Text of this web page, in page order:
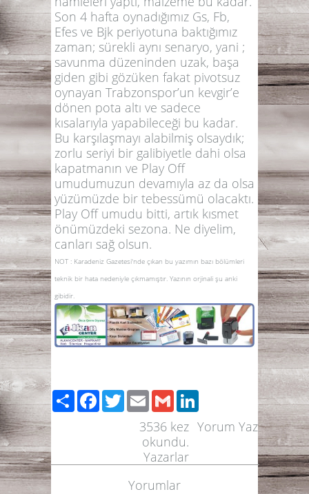
Son 4 hafta oynadığımız Gs, Fb,
Efes ve Bjk periyotuna baktığımız
zaman; sürekli aynı senaryo, yani ;
savunma düzeninden uzak, başa
giden gibi gözüken fakat pivotsuz
oynayan Trabzonspor’un kevgir’e
dönen pota altı ve sadece
kısalarıyla yapabileceği bu kadar.
Bu karşılaşmayı alabilmiş olsaydık;
zorlu seriyi bir galibiyetle dahi olsa
kapatmanın ve Play Off
umudumuzun devamıyla az da olsa
yüzümüzde bir tebessümü olacaktı.
Play Off umudu bitti, artık kısmet
önümüzdeki sezona. Ne diyelim,
canları sağ olsun.
NOT : Karadeniz Gazetesi'nde çıkan bu yazımın bazı bölümleri
teknik bir hata nedeniyle çıkmamıştır. Yazının orjinali şu anki
gibidir.
PaylaşFacebook
TwitterEmailGmail
Yorum Yaz
3536 kez
okundu.
Yazarlar
Yorumlar